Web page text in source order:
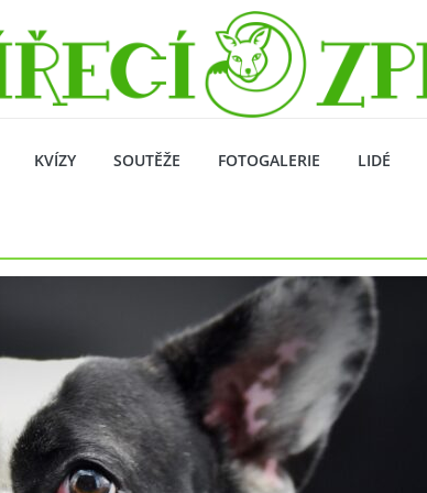
KVÍZY SOUTĚŽE FOTOGALERIE LIDÉ